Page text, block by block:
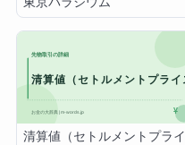
清算値（セトルメントプライ